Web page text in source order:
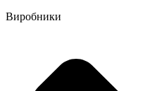
Виробники